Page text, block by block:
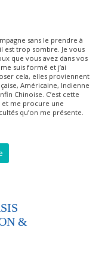
sans le prendre à
est trop sombre. Je vous
que vous avez dans vos
suis formé et j’ai
cela, elles proviennent
Américaine, Indienne
Chinoise. C’est cette
et me procure une
qu’on me présente.
&